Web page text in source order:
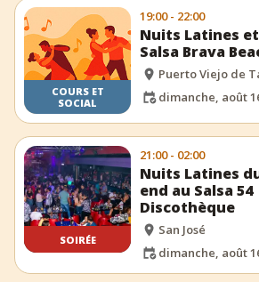
COURS ET
SOCIAL
19:00 - 22:00
Nuits Latines
Salsa Brava
Puerto Viejo de
dimanche, août
SOIRÉE
21:00 - 02:00
Nuits Latines
end au Salsa 54
Discothèque
San José
dimanche, août